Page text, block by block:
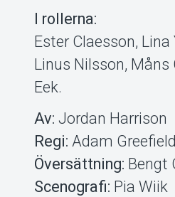
I rollerna:
Ester Claesson,
Linus Nilsson,
Eek.
Av: Jordan Harrison
Regi: Adam Greefield
Översättning: Bengt
Scenografi: Pia Wiik